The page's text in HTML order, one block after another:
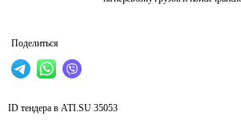
Поделиться
ID тендера в ATI.SU 35053